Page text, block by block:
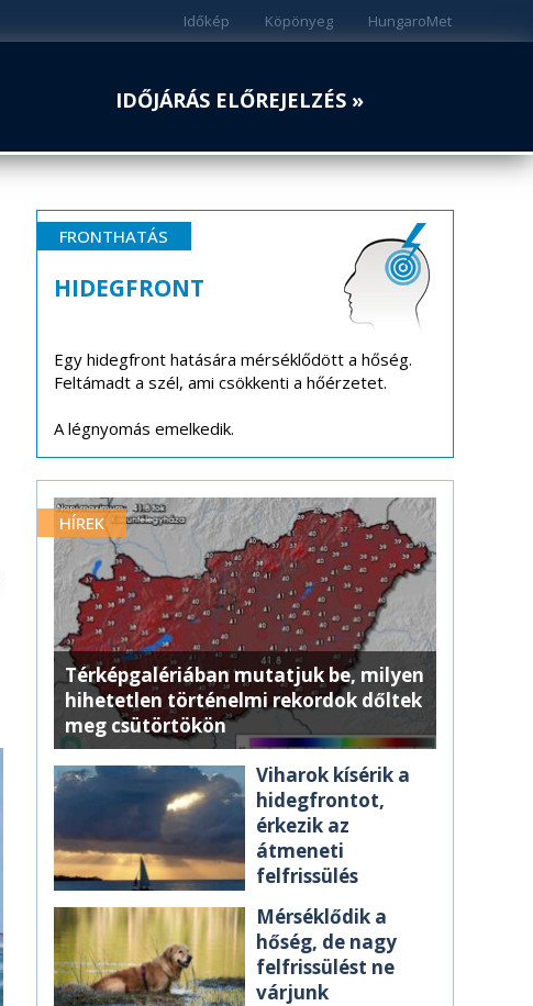
HungaroMet
Köpönyeg
Időkép
IDŐJÁRÁS ELŐREJELZÉS »
FRONTHATÁS
HIDEGFRONT
Egy hidegfront hatására mérséklődött a hőség.
Feltámadt a szél, ami csökkenti a hőérzetet.
A légnyomás emelkedik.
HÍREK
Térképgalériában mutatjuk be, milyen
hihetetlen történelmi rekordok dőltek
meg csütörtökön
Viharok kísérik a
hidegfrontot,
érkezik az
átmeneti
felfrissülés
Mérséklődik a
hőség, de nagy
felfrissülést ne
várjunk